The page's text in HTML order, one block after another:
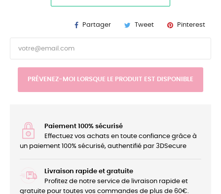
Partager Tweet Pinterest
PRÉVENEZ-MOI LORSQUE LE PRODUIT EST DISPONIBLE
Paiement 100% sécurisé
Effectuez vos achats en toute confiance grâce à
un paiement 100% sécurisé, authentifié par 3DSecure
Livraison rapide et gratuite
Profitez de notre service de livraison rapide et
gratuite pour toutes vos commandes de plus de 60€.